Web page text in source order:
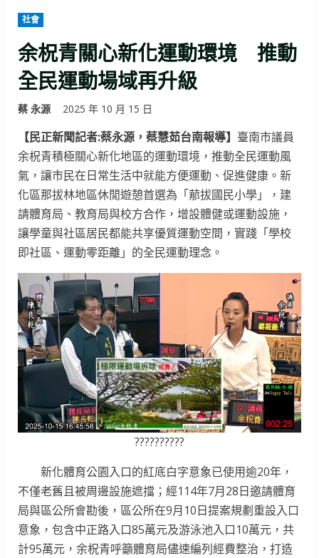
社會
余柷青關心新化運動環境 推動
全民運動場域再升級
蔡 永源 2025 年 10 月 15 日
【民正新聞記者:蔡永源，蔡慧茹台南報導】 臺南市議員
余柷青積極關心新化地區的運動環境，推動全民運動風
氣，讓市民在日常生活中就能方便運動、促進健康。新
化區那拔林地區休閒遊憩首選為「𦰡拔國民小學」，建
請體育局、教育局與校方合作，增設體健或運動設施，
讓學童與社區居民都能共享優質運動空間，實踐「學校
即社區、運動零距離」的全民運動理念。
??????????
新化體育公園入口的紅底白字意象已使用逾20年，
不僅老舊且被周邊設施遮擋；經114年7月28日邀請體育
局與區公所會勘後，區公所在9月10日提案規劃重設入口
意象，包含中正路入口85萬元及游泳池入口10萬元，共
計95萬元，余柷青呼籲體育局儘速編列經費整治，打造